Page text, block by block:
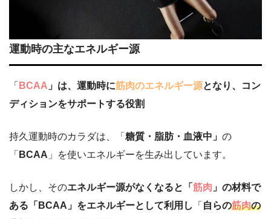
運動時の主なエネルギー源
「 BCAA 」は、運動時に筋肉のエネルギー源となり、コン
ディションをサポートする役割
持久運動時のカラダは、「 糖質・脂肪・血液中」 の
「 BCAA 」を使いエネルギーを生み出しています。
しかし、そのエネルギー源がなくなると「 筋肉 」の材料で
ある「BCAA」をエネルギーとして利用し
「 自らの筋肉の